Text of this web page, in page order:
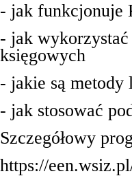
- jak funkcjonuje
- jak
księgowych
- jakie są
- jak stosować
Szczegółowy
https://